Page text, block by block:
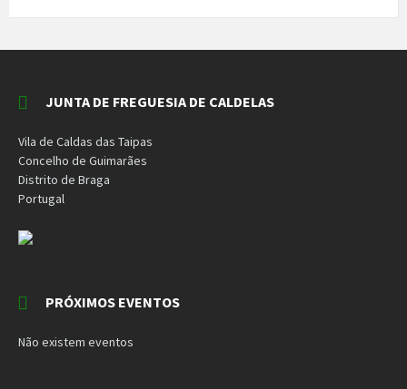
JUNTA DE FREGUESIA DE CALDELAS
Vila de Caldas das Taipas
Concelho de Guimarães
Distrito de Braga
Portugal
PRÓXIMOS EVENTOS
Não existem eventos